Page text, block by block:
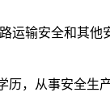
输安全和其
，从事安全生产